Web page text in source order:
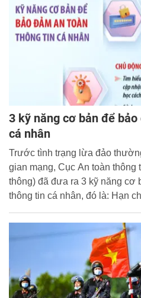
3 kỹ năng cơ bản để
cá nhân
Trước tình trạng lừa đảo
gian mạng, Cục An toàn thông
thông) đã đưa ra 3 kỹ năng cơ
thông tin cá nhân, đó là: Hạn
bảo mật.